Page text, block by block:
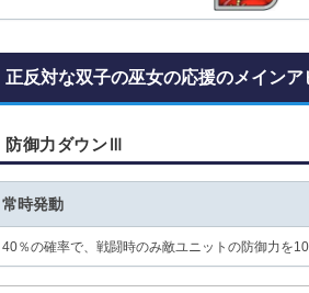
正反対な双子の巫女の応援のメインア
防御力ダウンⅢ
常時発動
40％の確率で、戦闘時のみ敵ユニットの防御力を